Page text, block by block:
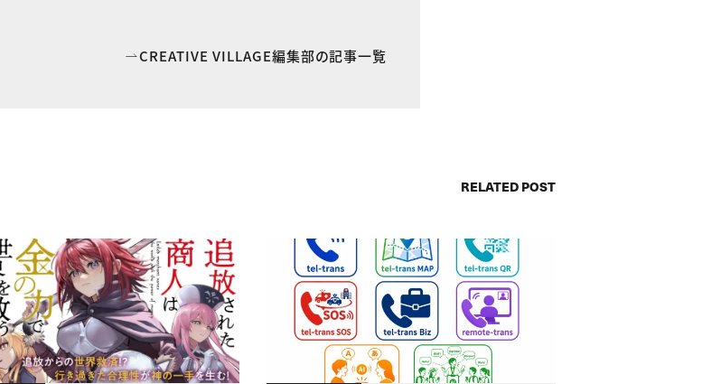
CREATIVE VILLAGE編集部の記事一覧
RELATED POST